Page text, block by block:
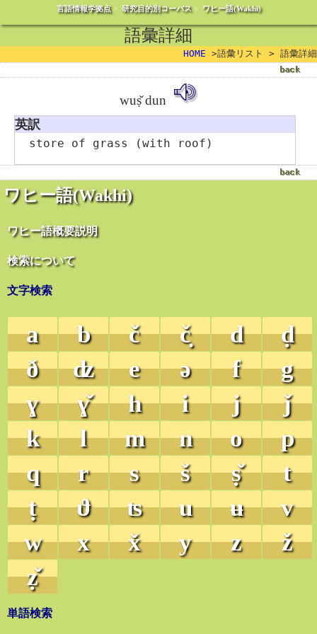
言語情報学拠点> 研究目的別コーパス> ワヒー語(Wakhi)
ワヒー語(Wakhi)
ワヒー語概要説明
検索について
文字検索
a b č č̣ d
ḍ
ð
ʣ e ə f
g
ɣ
ɣ̌ h i j
ǰ
k
l m n o
p
q
r s š ṣ̌
t
ṭ
ϑ ʦ u ʉ
v
w
x x̌ y z
ž
ẓ̌
単語検索
語彙詳細
HOME >語彙リスト > 語彙詳細
wuṣ̌ dun
英訳
store of grass (with roof)